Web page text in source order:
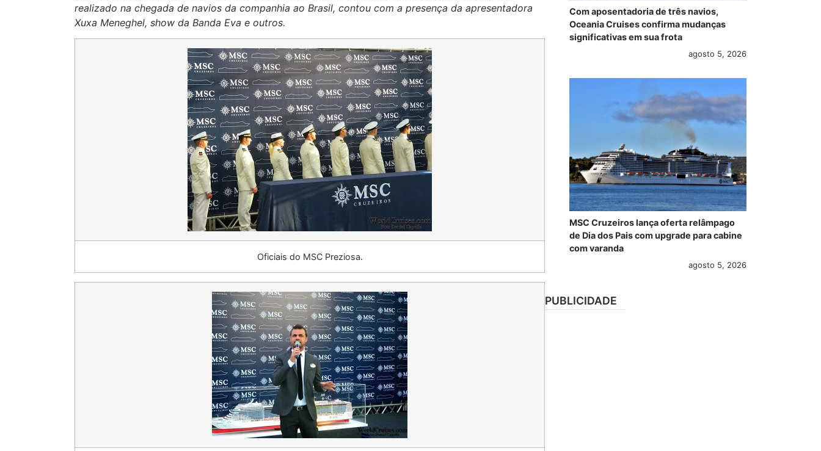
realizado na chegada de navios da companhia ao Brasil, contou com a presença da apresentadora
Xuxa Meneghel, show da Banda Eva e outros.
Oficiais do MSC Preziosa.
Com aposentadoria de três navios,
Oceania Cruises confirma mudanças
significativas em sua frota
agosto 5, 2026
MSC Cruzeiros lança oferta relâmpago
de Dia dos Pais com upgrade para cabine
com varanda
agosto 5, 2026
PUBLICIDADE